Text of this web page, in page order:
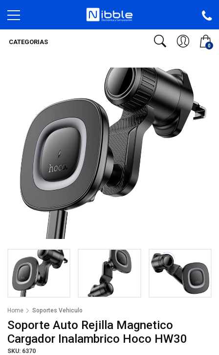
0
CATEGORIAS
Home Soportes Vehiculo
Soporte Auto Rejilla Magnetico
Cargador Inalambrico Hoco HW30
SKU: 6370